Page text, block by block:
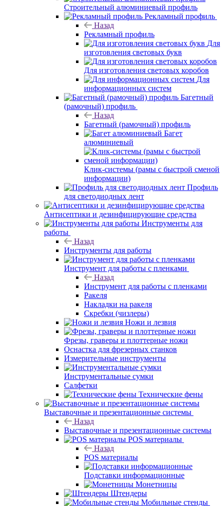
Строительный алюминиевый профиль
Рекламный профиль
Назад
Рекламный профиль
Для
изготовления световых букв
Для изготовления световых коробов
Для
информационных систем
Багетный
(рамочный) профиль
Назад
Багетный (рамочный) профиль
Багет
алюминиевый
Клик-системы (рамы с быстрой сменой
информации)
Профиль
для светодиодных лент
Антисептики и дезинфицирующие средства
Инструменты для
работы
Назад
Инструменты для работы
Инструмент для работы с пленками
Назад
Инструмент для работы с пленками
Ракеля
Накладки на ракеля
Скребки (чизлеры)
Ножи и лезвия
Фрезы, граверы и плоттерные ножи
Оснастка для фрезерных станков
Измерительные инструменты
Инструментальные сумки
Салфетки
Технические фены
Выставочные и презентационные системы
Назад
Выставочные и презентационные системы
POS материалы
Назад
POS материалы
Подставки информационные
Монетницы
Штендеры
Мобильные стенды